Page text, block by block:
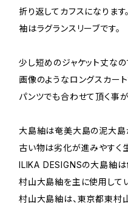
折り返してカフスになります。
袖はラグランスリーブです。
少し短めのジャケット丈なの
画像のようなロングスカー
パンツでも合わせて頂く事が
大島紬は奄美大島の泥大島
古い物は劣化が進みやすく
ILIKA DESIGNSの大島紬は
村山大島紬を主に使用してい
村山大島紬は、東京都東村